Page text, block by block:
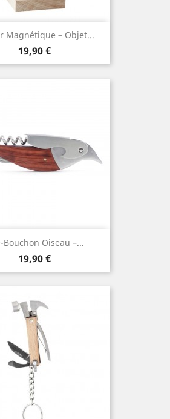
Magnétique – Objet...
Prix
19,90 €
Bouchon Oiseau –...
Prix
19,90 €